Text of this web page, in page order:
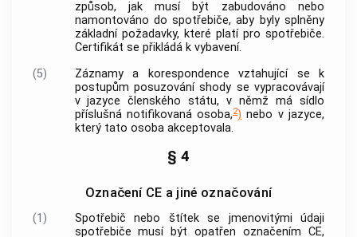
způsob, jak musí být zabudováno nebo
namontováno do spotřebiče, aby byly splněny
základní požadavky, které platí pro spotřebiče.
Certifikát se přikládá k vybavení.
(5)
Záznamy a korespondence vztahující se k
postupům posuzování shody se vypracovávají
v jazyce členského státu, v němž má sídlo
příslušná notifikovaná osoba,2) nebo v jazyce,
který tato osoba akceptovala.
§ 4
Označení CE a jiné označování
(1)
Spotřebič nebo štítek se jmenovitými údaji
spotřebiče musí být opatřen označením CE,